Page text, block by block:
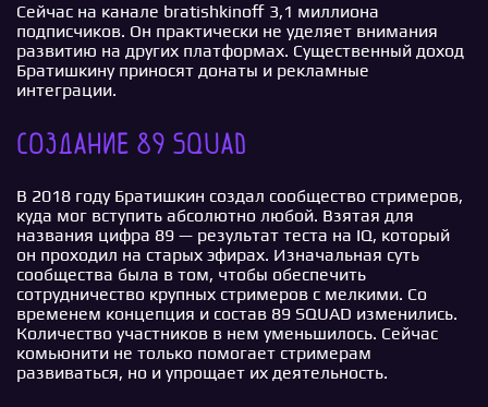
Сейчас на канале bratishkinoff 3,1 миллиона
подписчиков. Он практически не уделяет внимания
развитию на других платформах. Существенный доход
Братишкину приносят донаты и рекламные
интеграции.
Создание 89 SQUAD
В 2018 году Братишкин создал сообщество стримеров,
куда мог вступить абсолютно любой. Взятая для
названия цифра 89 — результат теста на IQ, который
он проходил на старых эфирах. Изначальная суть
сообщества была в том, чтобы обеспечить
сотрудничество крупных стримеров с мелкими. Со
временем концепция и состав 89 SQUAD изменились.
Количество участников в нем уменьшилось. Сейчас
комьюнити не только помогает стримерам
развиваться, но и упрощает их деятельность.